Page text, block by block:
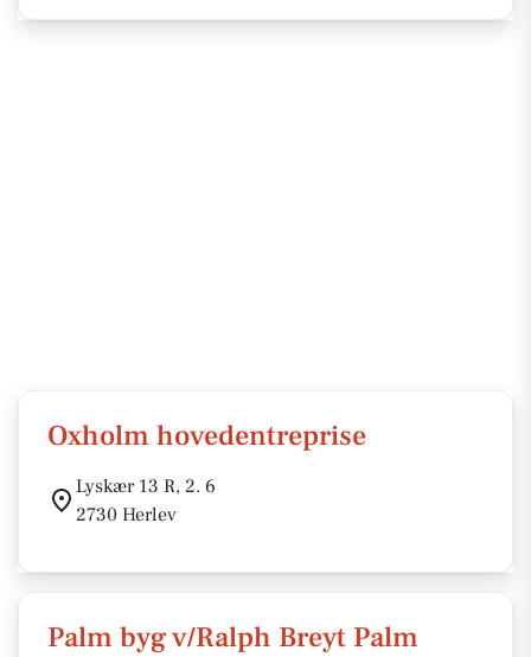
Oxholm hovedentreprise
Lyskær 13 R, 2. 6
2730 Herlev
Palm byg v/Ralph Breyt Palm